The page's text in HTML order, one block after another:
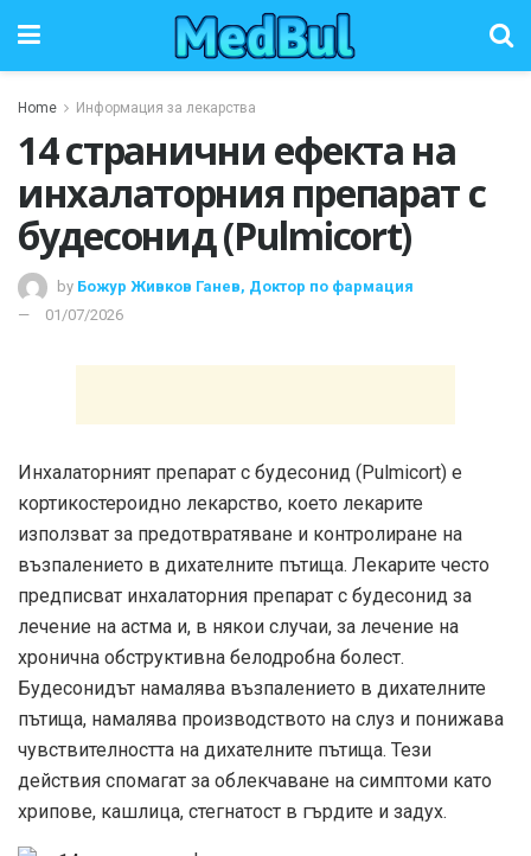
Home Информация за лекарства
14 странични ефекта на
инхалаторния препарат с
будесонид (Pulmicort)
by Божур Живков Ганев, Доктор по фармация
01/07/2026
Инхалаторният препарат с будесонид (Pulmicort) е
кортикостероидно лекарство, което лекарите
използват за предотвратяване и контролиране на
възпалението в дихателните пътища. Лекарите често
предписват инхалаторния препарат с будесонид за
лечение на астма и, в някои случаи, за лечение на
хронична обструктивна белодробна болест.
Будесонидът намалява възпалението в дихателните
пътища, намалява производството на слуз и понижава
чувствителността на дихателните пътища. Тези
действия спомагат за облекчаване на симптоми като
хрипове, кашлица, стегнатост в гърдите и задух.